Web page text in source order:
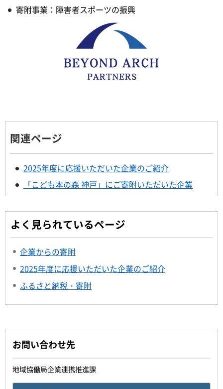
寄附事業：障害者スポーツの振興
関連ページ
2025年度に応援いただいた企業のご紹介
「こども本の森 神戸」にご寄附いただいた企業
よく見られているページ
企業からの寄附
2025年度に応援いただいた企業のご紹介
ふるさと納税・寄附
お問い合わせ先
地域協働局企業連携推進課